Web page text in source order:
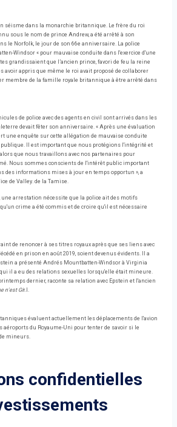
séisme dans la monarchie britannique. Le frère du roi
sous le nom de prince Andrew, a été arrêté à son
le Norfolk, le jour de son 66e anniversaire. La police
Windsor « pour mauvaise conduite dans l'exercice d'une
grandissaient que l’ancien prince, favori de feu la reine
avoir appris que même le roi avait proposé de collaborer
membre de la famille royale britannique à être arrêté dans
de police avec des agents en civil sont arrivés dans les
devait fêter son anniversaire. « Après une évaluation
une enquête sur cette allégation de mauvaise conduite
publique. Il est important que nous protégions l'intégrité et
que nous travaillons avec nos partenaires pour
Nous sommes conscients de l'intérêt public important
des informations mises à jour en temps opportun », a
de Valley. de la Tamise.
arrestation nécessite que la police ait des motifs
crime a été commis et de croire qu'il est nécessaire
de renoncer à ses titres royaux après que ses liens avec
en prison en août 2019, soient devenus évidents. Il a
a présenté Andrés Mountbatten-Windsor à Virginia
il a eu des relations sexuelles lorsqu'elle était mineure.
dernier, raconte sa relation avec Epstein et l'ancien
n'est Gir.l.
évaluent actuellement les déplacements de l'avion
aéroports du Royaume-Uni pour tenter de savoir si le
mineurs.
confidentielles